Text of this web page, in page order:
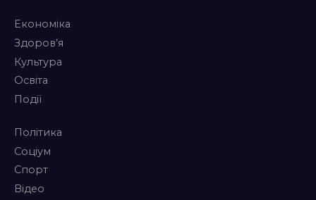
Економіка
Здоров’я
Культура
Освіта
Події
Політика
Соціум
Спорт
Відео